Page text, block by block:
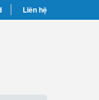
Liên hệ